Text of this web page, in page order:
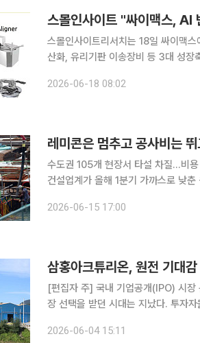
스몰인사이트 "싸이맥스, AI
스몰인사이트리서치는 18일 싸이맥
산화, 유리기판 이송장비 등 3대 성장
에 따르면 싸이맥스는 반도체 웨이퍼
2026-06-18 08:02
레미콘은 멈추고 공사비는
수도권 105개 현장서 타설 차질…비
건설업계가 올해 1분기 가까스로 낮
공사 지연에 따른 추가 비용과 자재비
2026-06-15 17:00
[편집자 주] 국내 기업공개(IPO) 시장
장 선택을 받던 시대는 지났다. 투자
섰다. 본지는 상장을 앞둔 기업의 기
2026-06-04 15:11